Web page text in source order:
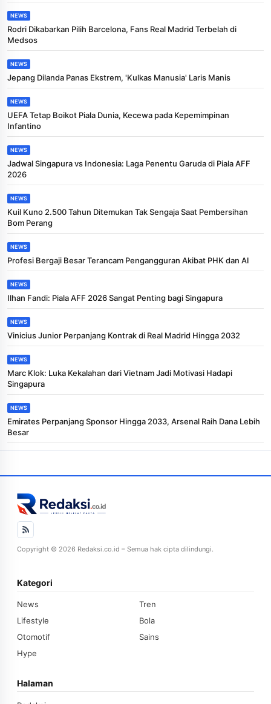
NEWS
Rodri Dikabarkan Pilih Barcelona, Fans Real Madrid Terbelah di
Medsos
NEWS
Jepang Dilanda Panas Ekstrem, 'Kulkas Manusia' Laris Manis
NEWS
UEFA Tetap Boikot Piala Dunia, Kecewa pada Kepemimpinan
Infantino
NEWS
Jadwal Singapura vs Indonesia: Laga Penentu Garuda di Piala AFF
2026
NEWS
Kuil Kuno 2.500 Tahun Ditemukan Tak Sengaja Saat Pembersihan
Bom Perang
NEWS
Profesi Bergaji Besar Terancam Pengangguran Akibat PHK dan AI
NEWS
Ilhan Fandi: Piala AFF 2026 Sangat Penting bagi Singapura
NEWS
Vinicius Junior Perpanjang Kontrak di Real Madrid Hingga 2032
NEWS
Marc Klok: Luka Kekalahan dari Vietnam Jadi Motivasi Hadapi
Singapura
NEWS
Emirates Perpanjang Sponsor Hingga 2033, Arsenal Raih Dana Lebih
Besar
Copyright © 2026 Redaksi.co.id – Semua hak cipta dilindungi.
Kategori
News
Tren
Lifestyle
Bola
Otomotif
Sains
Hype
Halaman